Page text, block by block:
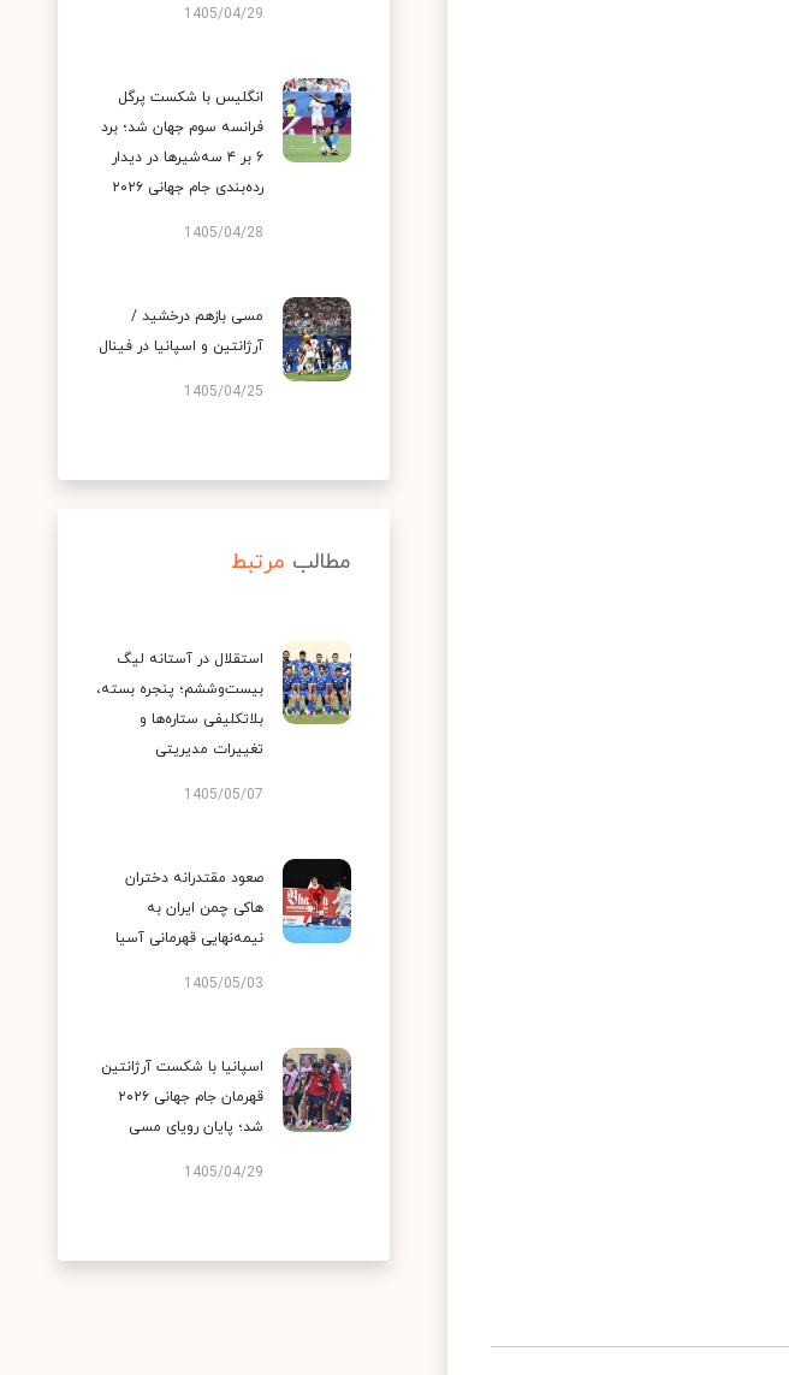
1405/04/29
انگلیس با شکست پرگل
فرانسه سوم جهان شد؛ برد
۶ بر ۴ سه‌شیرها در دیدار
رده‌بندی جام جهانی ۲۰۲۶
1405/04/28
مسی بازهم درخشید /
آرژانتین و اسپانیا در فینال
1405/04/25
مطالب مرتبط
استقلال در آستانه لیگ
بیست‌وششم؛ پنجره بسته،
بلاتکلیفی ستاره‌ها و
تغییرات مدیریتی
1405/05/07
صعود مقتدرانه دختران
هاکی چمن ایران به
نیمه‌نهایی قهرمانی آسیا
1405/05/03
اسپانیا با شکست آرژانتین
قهرمان جام جهانی ۲۰۲۶
شد؛ پایان رویای مسی
1405/04/29